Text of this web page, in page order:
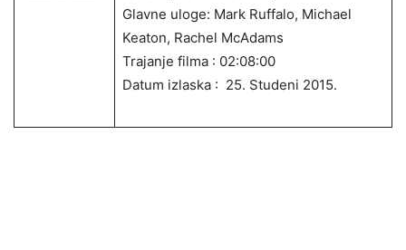
Glavne uloge: Mark Ruffalo, Michael
Keaton, Rachel McAdams
Trajanje filma : 02:08:00
Datum izlaska : 25. Studeni 2015.